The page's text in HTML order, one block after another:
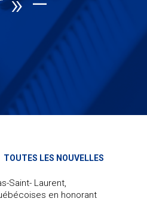
TOUTES LES NOUVELLES
Saint- Laurent,
en honorant